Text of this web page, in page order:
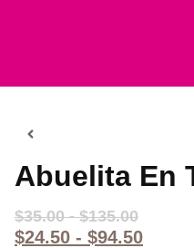
Abuelita En
$35.00 - $135.00
$24.50 - $94.50